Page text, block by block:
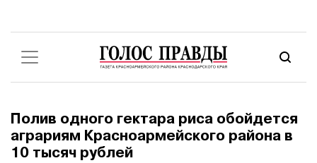
Полив одного гектара риса обойдется
аграриям Красноармейского района в
10 тысяч рублей